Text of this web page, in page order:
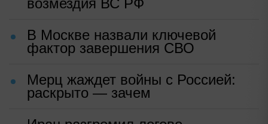
возмездия ВС РФ
В Москве назвали ключевой
фактор завершения СВО
Мерц жаждет войны с Россией:
раскрыто — зачем